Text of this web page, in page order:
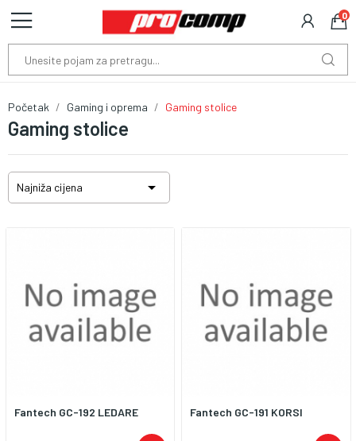
0
Gaming stolice
Početak Gaming i oprema Gaming stolice
Najniža cijena 
Fantech GC-192 LEDARE Fantech GC-191 KORSI